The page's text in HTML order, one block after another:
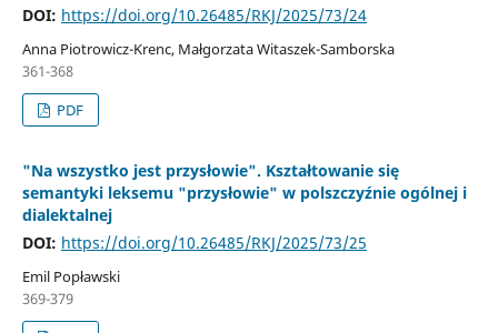
DOI: https://doi.org/10.26485/RKJ/2025/73/24
Anna Piotrowicz-Krenc, Małgorzata Witaszek-Samborska
361-368
PDF
"Na wszystko jest przysłowie". Kształtowanie się
semantyki leksemu "przysłowie" w polszczyźnie ogólnej i
dialektalnej
DOI: https://doi.org/10.26485/RKJ/2025/73/25
Emil Popławski
369-379